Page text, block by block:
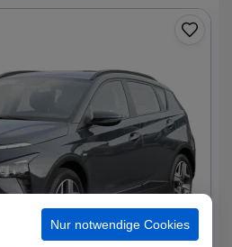
Nur notwendige Cookies